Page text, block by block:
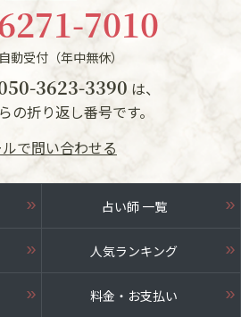
7010
動受付（年中無休）
3623-3390 は、
の折り返し番号です。
で問い合わせる
占い師 一覧
人気ランキング
料金・お支払い